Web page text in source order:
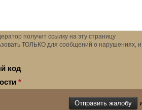
получит ссылку на эту страницу
ТОЛЬКО для сообщений о нарушениях,
код
*